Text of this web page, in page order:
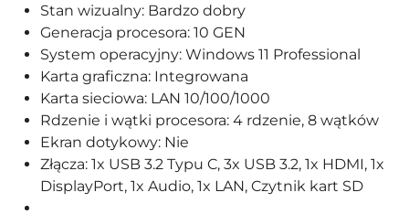
Stan wizualny: Bardzo dobry
Generacja procesora: 10 GEN
System operacyjny: Windows 11 Professional
Karta graficzna: Integrowana
Karta sieciowa: LAN 10/100/1000
Rdzenie i wątki procesora: 4 rdzenie, 8 wątków
Ekran dotykowy: Nie
Złącza: 1x USB 3.2 Typu C, 3x USB 3.2, 1x HDMI, 1x
DisplayPort, 1x Audio, 1x LAN, Czytnik kart SD